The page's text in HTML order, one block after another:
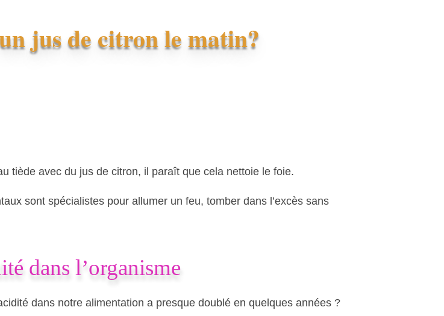
jus de citron le matin?
tiède avec du jus de citron, il paraît que cela nettoie le foie.
sont spécialistes pour allumer un feu, tomber dans l’excès sans
dans l’organisme
dans notre alimentation a presque doublé en quelques années ?